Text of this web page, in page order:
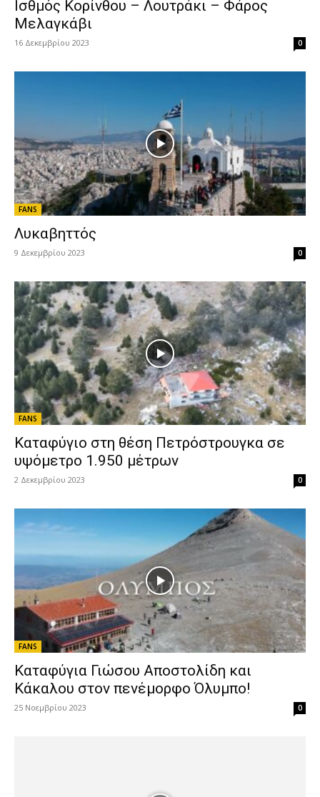
Ισθμός Κορίνθου – Λουτράκι – Φάρος
Μελαγκάβι
16 Δεκεμβρίου 2023 0
FANS
Λυκαβηττός
9 Δεκεμβρίου 2023 0
FANS
Καταφύγιο στη θέση Πετρόστρουγκα σε
υψόμετρο 1.950 μέτρων
2 Δεκεμβρίου 2023 0
FANS
Καταφύγια Γιώσου Αποστολίδη και
Κάκαλου στον πενέμορφο Όλυμπο!
25 Νοεμβρίου 2023 0